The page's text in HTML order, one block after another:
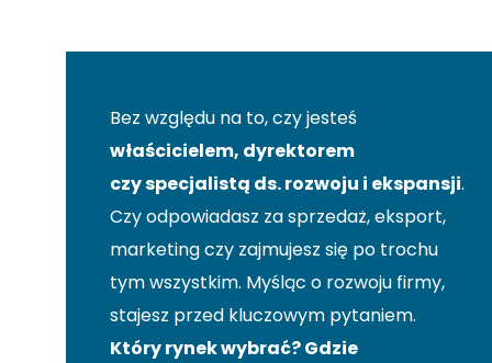
Bez względu na to, czy jesteś
właścicielem, dyrektorem
czy specjalistą ds. rozwoju i ekspansji.
Czy odpowiadasz za sprzedaż, eksport,
marketing czy zajmujesz się po trochu
tym wszystkim. Myśląc o rozwoju firmy,
stajesz przed kluczowym pytaniem.
Który rynek wybrać? Gdzie